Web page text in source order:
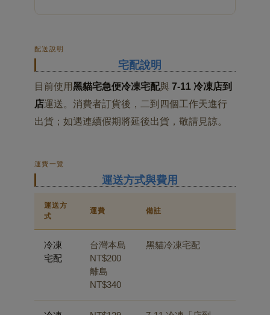
配送說明
宅配說明
目前使用黑貓宅急便冷凍宅配與 7-11 冷凍店到
店運送。消費者訂貨後，二到四個工作天進行
出貨；如遇連續假期將延後出貨，敬請見諒。
運費一覽
運送方式與費用
運送方
式
運費 備註
冷凍
宅配
台灣本島
NT$200
離島
NT$340
黑貓冷凍宅配